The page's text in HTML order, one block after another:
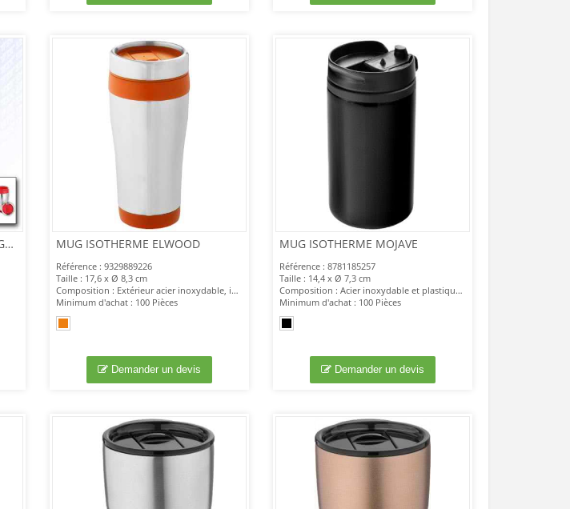
MUG 450 ML EN INOX DESIGN GOBELET MUG ISOTHERME ELWOOD
Référence : 9329889226
Taille : 17,6 x Ø 8,3 cm
Composition : Extérieur acier inoxydable, intérieur plastique.
Minimum d'achat : 100 Pièces
Demander un devis
MUG ISOTHERME MOJAVE
Référence : 8781185257
Taille : 14,4 x Ø 7,3 cm
Composition : Acier inoxydable et plastique PP.
Minimum d'achat : 100 Pièces
Demander un devis